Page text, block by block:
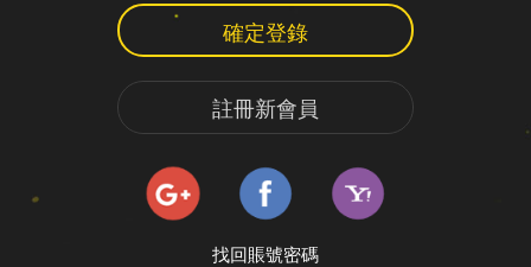
確定登錄
註冊新會員
找回賬號密碼